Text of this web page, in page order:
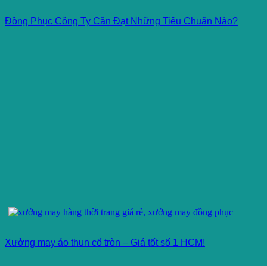
Đồng Phục Công Ty Cần Đạt Những Tiêu Chuẩn Nào?
Xưởng may áo thun cổ tròn – Giá tốt số 1 HCM!